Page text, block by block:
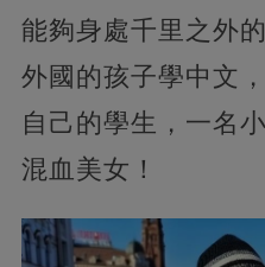
能夠身處千里之外
外國的孩子學中文
自己的學生，一名
混血美女！